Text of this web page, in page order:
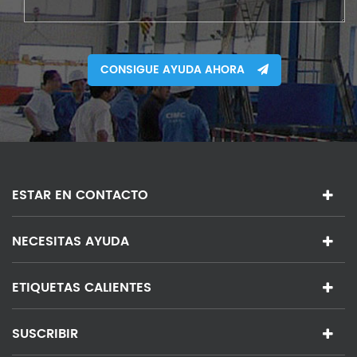
CONSIGUE AYUDA AHORA
ESTAR EN CONTACTO
NECESITAS AYUDA
ETIQUETAS CALIENTES
SUSCRIBIR